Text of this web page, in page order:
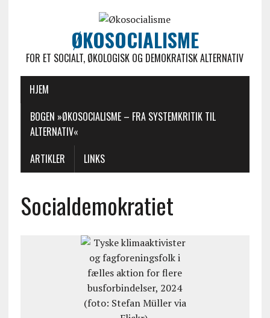
ØKOSOCIALISME
FOR ET SOCIALT, ØKOLOGISK OG DEMOKRATISK ALTERNATIV
HJEM
BOGEN »ØKOSOCIALISME – FRA SYSTEMKRITIK TIL
ALTERNATIV«
ARTIKLER
LINKS
Socialdemokratiet